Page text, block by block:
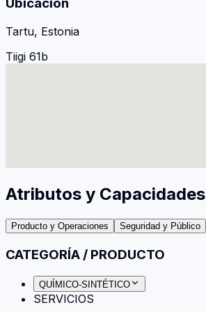
Tartu, Estonia
Tiigi 61b
Atributos y Capacidades
Producto y Operaciones Seguridad y Público
CATEGORÍA / PRODUCTO
QUÍMICO-SINTÉTICO
SERVICIOS